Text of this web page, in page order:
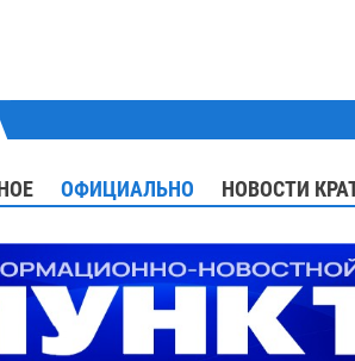
ОФИЦИАЛЬНО НОВОСТИ